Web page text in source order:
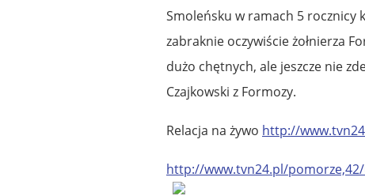
Smoleńsku w ramach 5
zabraknie oczywiście żołnierza
dużo chętnych, ale jeszcze nie
Czajkowski z Formozy.
Relacja na żywo http://
http://www.tvn24.pl/